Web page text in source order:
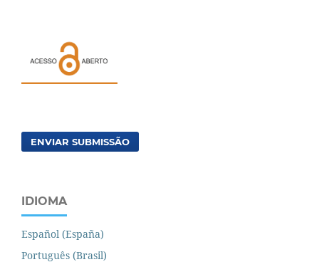
ENVIAR SUBMISSÃO
IDIOMA
Español (España)
Português (Brasil)